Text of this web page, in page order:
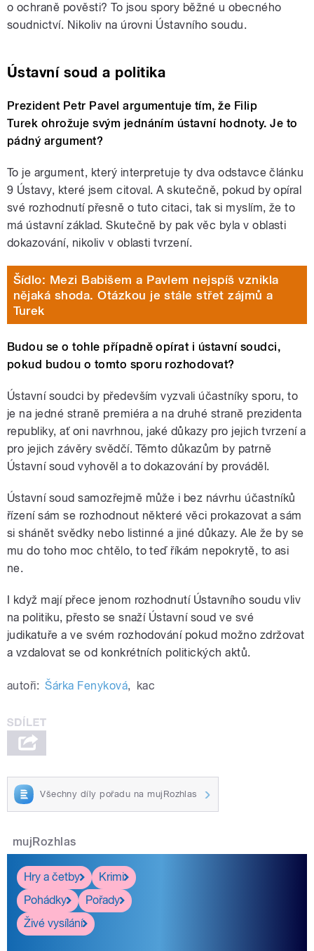
o ochraně pověsti? To jsou spory běžné u obecného
soudnictví. Nikoliv na úrovni Ústavního soudu.
Ústavní soud a politika
Prezident Petr Pavel argumentuje tím, že Filip
Turek ohrožuje svým jednáním ústavní hodnoty. Je to
pádný argument?
To je argument, který interpretuje ty dva odstavce článku
9 Ústavy, které jsem citoval. A skutečně, pokud by opíral
své rozhodnutí přesně o tuto citaci, tak si myslím, že to
má ústavní základ. Skutečně by pak věc byla v oblasti
dokazování, nikoliv v oblasti tvrzení.
Šídlo: Mezi Babišem a Pavlem nejspíš vznikla
nějaká shoda. Otázkou je stále střet zájmů a
Turek
Budou se o tohle případně opírat i ústavní soudci,
pokud budou o tomto sporu rozhodovat?
Ústavní soudci by především vyzvali účastníky sporu, to
je na jedné straně premiéra a na druhé straně prezidenta
republiky, ať oni navrhnou, jaké důkazy pro jejich tvrzení a
pro jejich závěry svědčí.Těmto důkazům by patrně
Ústavní soud vyhověl a to dokazování by prováděl.
Ústavní soud samozřejmě může i bez návrhu účastníků
řízení sám se rozhodnout některé věci prokazovat a sám
si shánět svědky nebo listinné a jiné důkazy. Ale že by se
mu do toho moc chtělo, to teď říkám nepokrytě, to asi
ne.
I když mají přece jenom rozhodnutí Ústavního soudu vliv
na politiku, přesto se snaží Ústavní soud ve své
judikatuře a ve svém rozhodování pokud možno zdržovat
a vzdalovat se od konkrétních politických aktů.
autoři: Šárka Fenyková, kac
Všechny díly pořadu na mujRozhlas
mujRozhlas
Hry a četby
Krimi
Pohádky
Pořady
Živé vysílání